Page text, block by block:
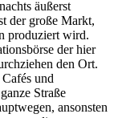
äußerst
der große Markt,
produziert wird.
der hier
den Ort.
und
Straße
ansonsten